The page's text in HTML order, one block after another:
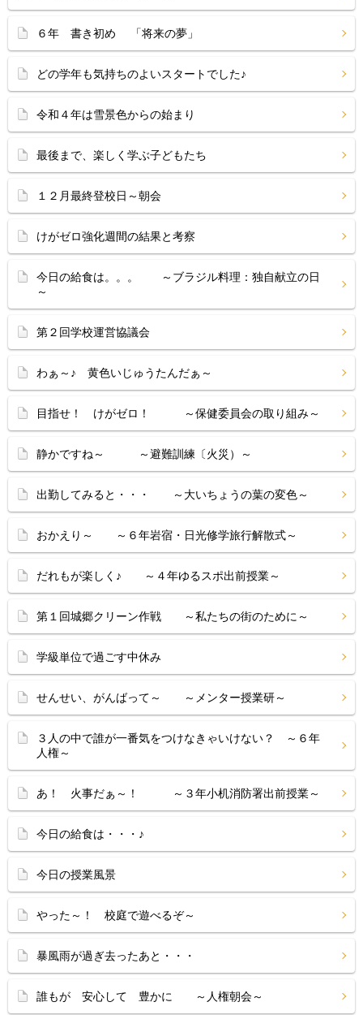
６年 書き初め 「将来の夢」
どの学年も気持ちのよいスタートでした♪
令和４年は雪景色からの始まり
最後まで、楽しく学ぶ子どもたち
１２月最終登校日～朝会
けがゼロ強化週間の結果と考察
今日の給食は。。。 ～ブラジル料理：独自献立の日
～
第２回学校運営協議会
わぁ～♪ 黄色いじゅうたんだぁ～
目指せ！ けがゼロ！ ～保健委員会の取り組み～
静かですね～ ～避難訓練〔火災）～
出勤してみると・・・ ～大いちょうの葉の変色～
おかえり～ ～６年岩宿・日光修学旅行解散式～
だれもが楽しく♪ ～４年ゆるスポ出前授業～
第１回城郷クリーン作戦 ～私たちの街のために～
学級単位で過ごす中休み
せんせい、がんばって～ ～メンター授業研～
３人の中で誰が一番気をつけなきゃいけない？ ～６年
人権～
あ！ 火事だぁ～！ ～３年小机消防署出前授業～
今日の給食は・・・♪
今日の授業風景
やった～！ 校庭で遊べるぞ～
暴風雨が過ぎ去ったあと・・・
誰もが 安心して 豊かに ～人権朝会～